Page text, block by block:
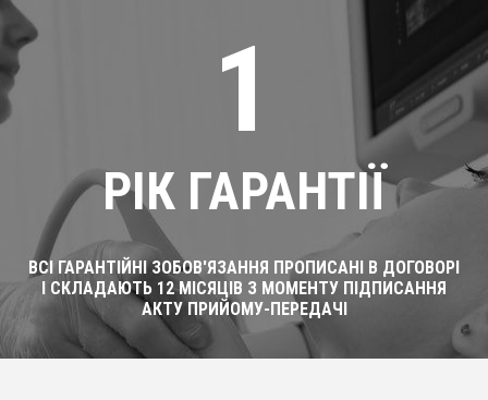
1
РІК ГАРАНТІЇ
ВСІ ГАРАНТІЙНІ ЗОБОВ'ЯЗАННЯ ПРОПИСАНІ В ДОГОВОРІ
І СКЛАДАЮТЬ 12 МІСЯЦІВ З МОМЕНТУ ПІДПИСАННЯ
АКТУ ПРИЙОМУ-ПЕРЕДАЧІ